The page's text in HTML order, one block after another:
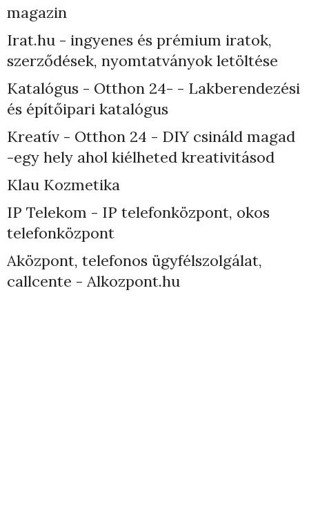
magazin
Irat.hu - ingyenes és prémium iratok,
szerződések, nyomtatványok letöltése
Katalógus - Otthon 24- - Lakberendezési
és építőipari katalógus
Kreatív - Otthon 24 - DIY csináld magad
-egy hely ahol kiélheted kreativitásod
Klau Kozmetika
IP Telekom - IP telefonközpont, okos
telefonközpont
Aközpont, telefonos ügyfélszolgálat,
callcente - Alkozpont.hu